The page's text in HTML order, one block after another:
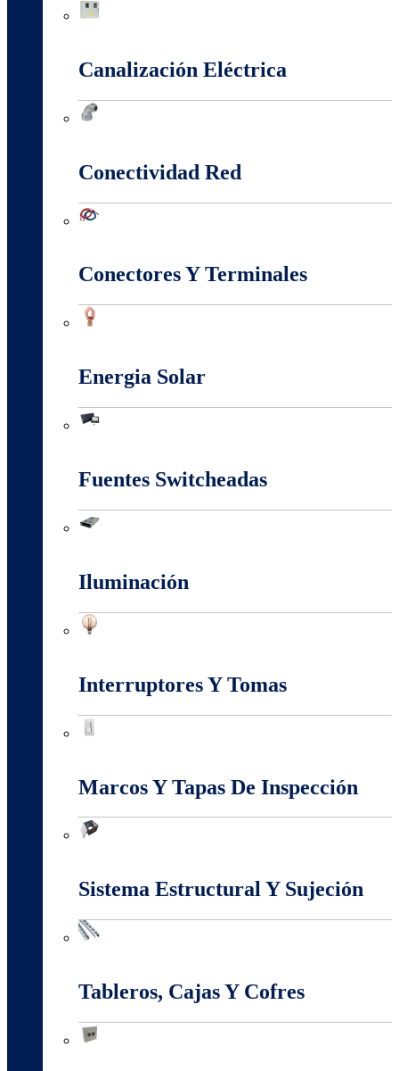
Canalización Eléctrica
Conectividad Red
Conectores Y Terminales
Energia Solar
Fuentes Switcheadas
Iluminación
Interruptores Y Tomas
Marcos Y Tapas De Inspección
Sistema Estructural Y Sujeción
Tableros, Cajas Y Cofres